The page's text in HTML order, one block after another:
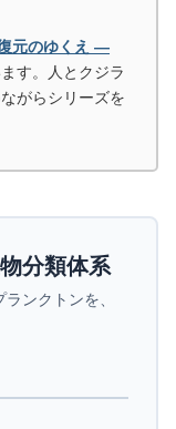
元のゆくえ ―
す。人とクジラ
がらシリーズを
分類体系
ンクトンを、